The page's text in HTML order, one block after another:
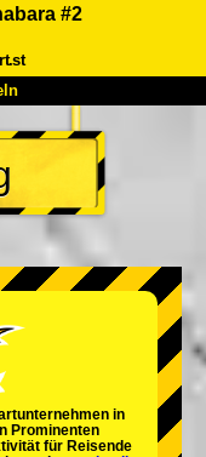
#2
Preise
Buchung
Tokio Akihabara#1
Tokio Bucht
Osaka
in
Prominenten
für Reisende